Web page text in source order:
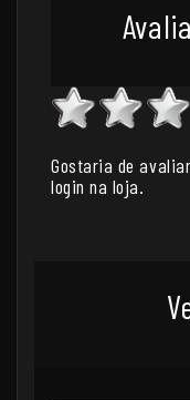
Gostaria de
login na loja.